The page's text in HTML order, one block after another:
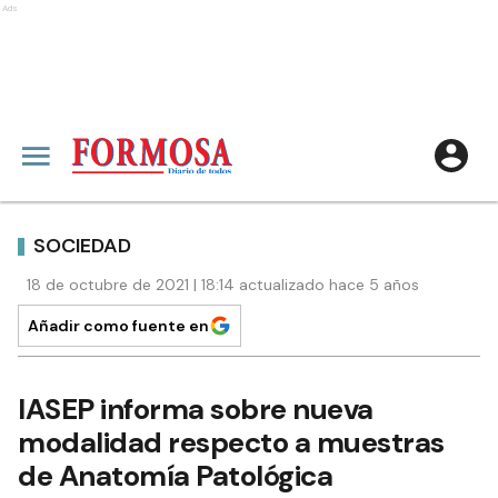
Ads
SOCIEDAD
18 de octubre de 2021 | 18:14 actualizado hace 5 años
Añadir como fuente en
IASEP informa sobre nueva
modalidad respecto a muestras
de Anatomía Patológica